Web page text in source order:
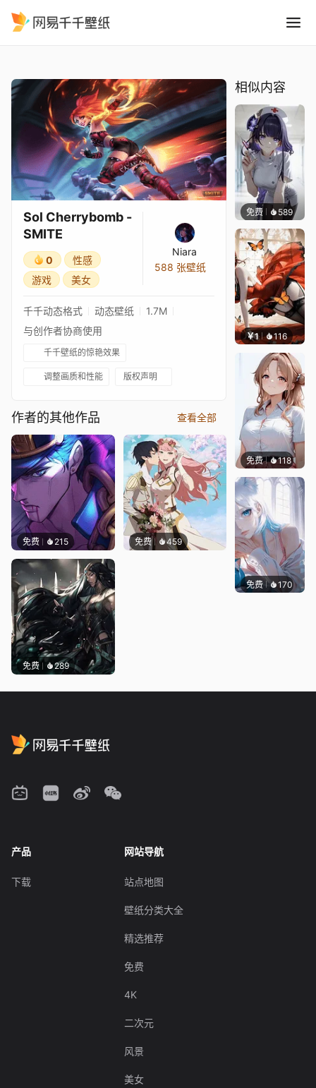
Sol Cherrybomb -
SMITE
0
性感
游戏
美女
Niara
588 张壁纸
千千动态格式 动态壁纸
1.7M
与创作者协商使用
千千壁纸的惊艳效果
调整画质和性能 版权声明
作者的其他作品 查看全部
免费 215 免费 459
免费 289
相似内容
免费 589渔小小
￥1 116渔小小
免费 118渔小小
免费 170渔小小
产品
下载
网站导航
站点地图
壁纸分类大全
精选推荐
免费
4K
二次元
风景
美女